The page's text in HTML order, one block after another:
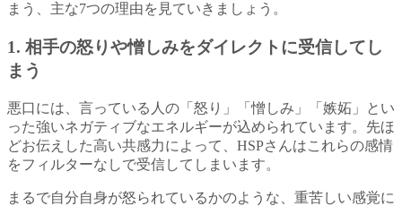
まう、主な7つの理由を見ていきましょう。
1. 相手の怒りや憎しみをダイレクトに受信してし
まう
悪口には、言っている人の「怒り」「憎しみ」「嫉妬」とい
った強いネガティブなエネルギーが込められています。先ほ
どお伝えした高い共感力によって、HSPさんはこれらの感情
をフィルターなしで受信してしまいます。
まるで自分自身が怒られているかのような、重苦しい感覚に